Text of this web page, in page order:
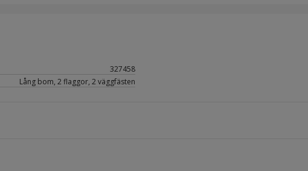
327458
Lång bom, 2 flaggor, 2 väggfästen